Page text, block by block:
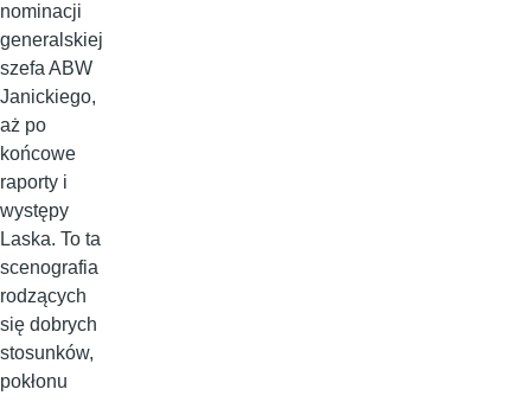
nominacji
generalskiej
szefa ABW
Janickiego,
aż po
końcowe
raporty i
występy
Laska. To ta
scenografia
rodzących
się dobrych
stosunków,
pokłonu